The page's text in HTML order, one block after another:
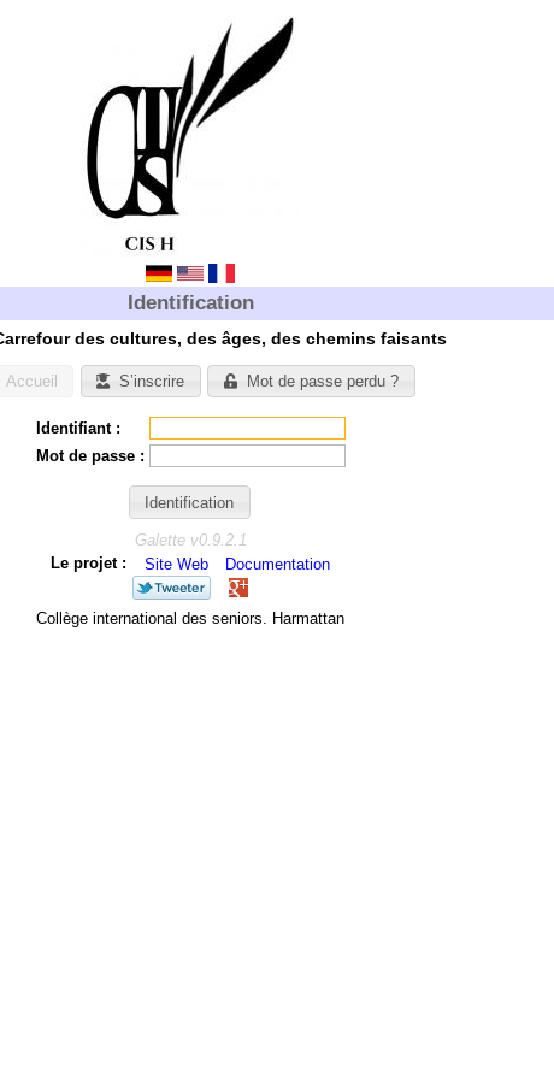
Identification
des cultures, des âges, des chemins faisants
Accueil S’inscrire Mot de passe perdu ?
Identifiant :
Mot de passe :
Galette v0.9.2.1
Le projet :
Site Web Documentation
Collège international des seniors. Harmattan